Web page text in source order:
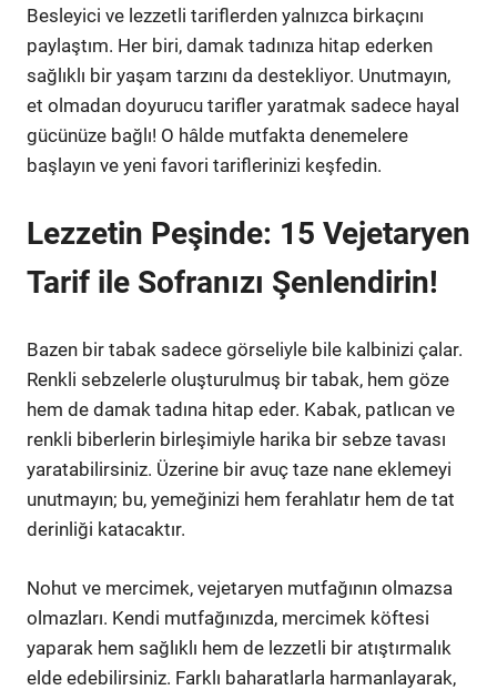
Besleyici ve lezzetli tariflerden yalnızca birkaçını
paylaştım. Her biri, damak tadınıza hitap ederken
sağlıklı bir yaşam tarzını da destekliyor. Unutmayın,
et olmadan doyurucu tarifler yaratmak sadece hayal
gücünüze bağlı! O hâlde mutfakta denemelere
başlayın ve yeni favori tariflerinizi keşfedin.
Lezzetin Peşinde: 15 Vejetaryen
Tarif ile Sofranızı Şenlendirin!
Bazen bir tabak sadece görseliyle bile kalbinizi çalar.
Renkli sebzelerle oluşturulmuş bir tabak, hem göze
hem de damak tadına hitap eder. Kabak, patlıcan ve
renkli biberlerin birleşimiyle harika bir sebze tavası
yaratabilirsiniz. Üzerine bir avuç taze nane eklemeyi
unutmayın; bu, yemeğinizi hem ferahlatır hem de tat
derinliği katacaktır.
Nohut ve mercimek, vejetaryen mutfağının olmazsa
olmazları. Kendi mutfağınızda, mercimek köftesi
yaparak hem sağlıklı hem de lezzetli bir atıştırmalık
elde edebilirsiniz. Farklı baharatlarla harmanlayarak,